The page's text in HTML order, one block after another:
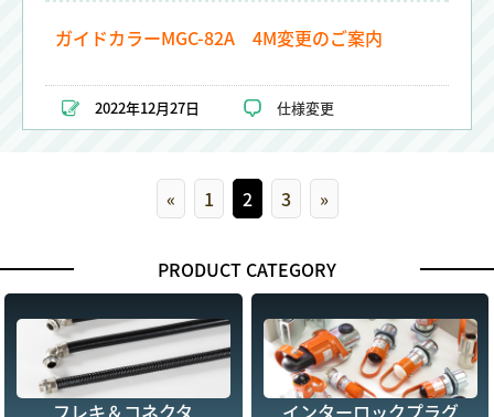
ガイドカラーMGC-82A 4M変更のご案内
2022年12月27日 仕様変更
« 1 2 3 »
PRODUCT CATEGORY
フレキ＆コネクタ インターロックプラグ